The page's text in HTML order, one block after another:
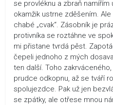
se provléknu a zbraň namířím
okamžik ustrne zděšením.
chabé „cvak“. Zásobník je
protivníka se roztáhne ve
mi přistane tvrdá pěst.
čepeli jednoho z mých
ten další. Toho
prudce odkopnu, až se tváří
spolujezdce. Pak už jen
se zpátky, ale otřese mnou